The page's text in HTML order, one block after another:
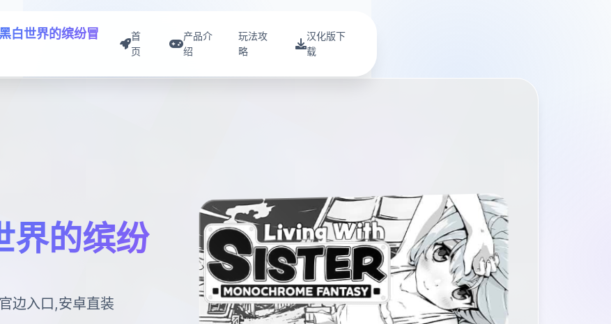
白世界的缤纷冒
首
页
产品介
绍
玩法攻
略
汉化版下
载
界的缤纷
边入口,安卓直装